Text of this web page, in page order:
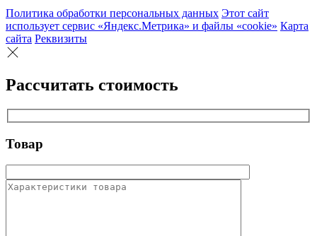
Политика обработки персональных данных Этот сайт
использует сервис «Яндекс.Метрика» и файлы «cookie» Карта
сайта Реквизиты
Рассчитать стоимость
Товар